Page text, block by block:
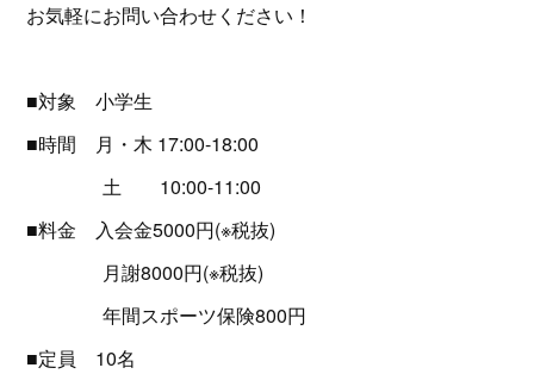
お気軽にお問い合わせください！
■対象 小学生
■時間 月・木 17:00-18:00
土 10:00-11:00
■料金 入会金5000円(※税抜)
月謝8000円(※税抜)
年間スポーツ保険800円
■定員 10名